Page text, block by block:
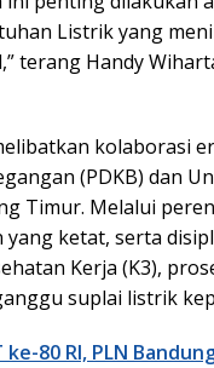
Listrik yang
terang Handy
kolaborasi
(PDKB) dan
Timur. Melalui
yang ketat, serta
Kerja (K3),
suplai listrik
ke-80 RI, PLN